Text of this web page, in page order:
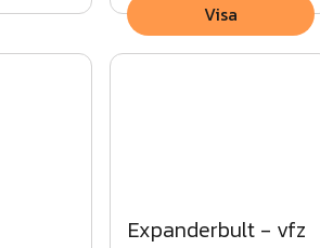
Visa
Expanderbult - vfz